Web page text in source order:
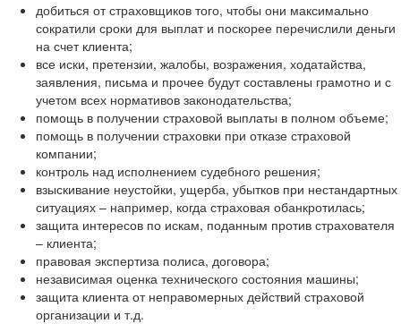
добиться от страховщиков того, чтобы они максимально
сократили сроки для выплат и поскорее перечислили деньги
на счет клиента;
все иски, претензии, жалобы, возражения, ходатайства,
заявления, письма и прочее будут составлены грамотно и с
учетом всех нормативов законодательства;
помощь в получении страховой выплаты в полном объеме;
помощь в получении страховки при отказе страховой
компании;
контроль над исполнением судебного решения;
взыскивание неустойки, ущерба, убытков при нестандартных
ситуациях – например, когда страховая обанкротилась;
защита интересов по искам, поданным против страхователя
– клиента;
правовая экспертиза полиса, договора;
независимая оценка технического состояния машины;
защита клиента от неправомерных действий страховой
организации и т.д.